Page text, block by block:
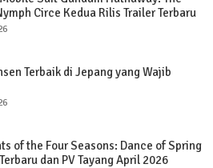
Circe Kedua Rilis Trailer Terbaru
OP oleh SZA
Terbaik di Jepang yang Wajib
of the Four Seasons: Dance of Spring
dan PV Tayang April 2026